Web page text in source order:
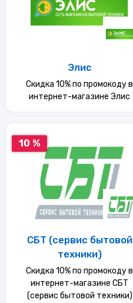
Элис
Скидка 10% по промокоду в
интернет-магазине Элис
10 %
СБТ (сервис бытовой
техники)
Скидка 10% по промокоду в
интернет-магазине СБТ
(сервис бытовой техники)